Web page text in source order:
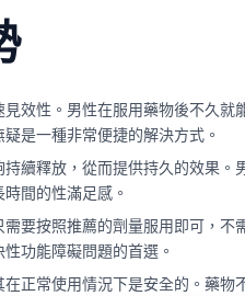
效性。男性在服用藥物後不久就
是一種非常便捷的解決方式。
續釋放，從而提供持久的效果。
間的性滿足感。
要按照推薦的劑量服用即可，不
功能障礙問題的首選。
正常使用情況下是安全的。藥物